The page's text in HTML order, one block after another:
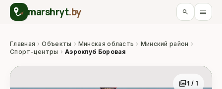
marshryt.by search menu
Главная › Объекты › Минская область › Минский район ›
Спорт-центры › Аэроклуб Боровая
photo_library1 / 1